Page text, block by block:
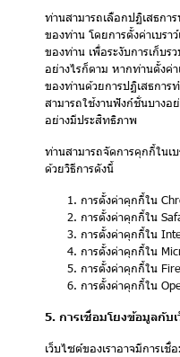
ท่านสามารถเลือกปฏิเสธกา
ของท่าน โดยการตั้งค่าเบรา
ของท่าน เพื่อระงับการเก็บ
อย่างไรก็ตาม หากท่านตั้งค่า
ของท่านด้วยการปฏิเสธกา
สามารถใช้งานฟังก์ชั่นบางอ
อย่างมีประสิทธิภาพ
ท่านสามารถจัดการคุกกี้ในเ
ด้วยวิธีการดังนี้
การตั้งค่าคุกกี้ใน
การตั้งค่าคุกกี้ใน
การตั้งค่าคุกกี้ใน
การตั้งค่าคุกกี้ใน
การตั้งค่าคุกกี้ใน
การตั้งค่าคุกกี้ใน
5. การเชื่อมโยงข้อมูลกับ
เว็บไซต์ของเราอาจมีการเ